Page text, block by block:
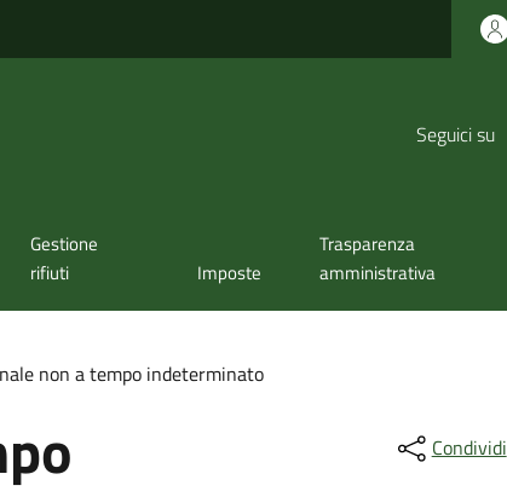
Seguici su
Gestione
rifiuti
Imposte
Trasparenza
amministrativa
non a tempo indeterminato
Condividi